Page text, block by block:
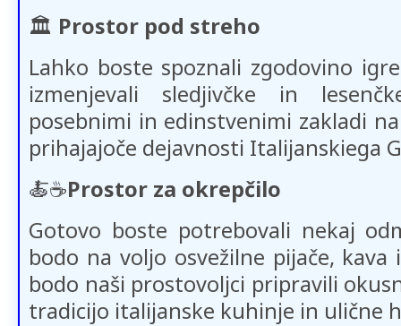
🏛️ Prostor pod streho
Lahko boste spoznali zgodovino
izmenjevali sledjivčke in
posebnimi in edinstvenimi zakladi
prihajajoče dejavnosti Italijanskiega
🍝​​☕​​Prostor za okrepčilo
Gotovo boste potrebovali nekaj
bodo na voljo osvežilne pijače, kava
bodo naši prostovoljci pripravili
tradicijo italijanske kuhinje in ulične